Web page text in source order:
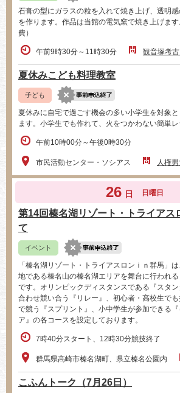
石膏の型にガラスの粒を入れて焼き上げ、透明
を作ります。作品は当館の電気窯で焼き上げま
費）
午前9時30分～11時30分 観音塚考
夏休みこども料理教室
子ども
夏休みに自宅で過ごす機会の多い小学生を対象
ます。小学生でも作れて、火をつかわない簡単レ
午前10時00分～午後0時30分
市民活動センター・ソシアス 人権
26 日 日曜日
第14回榛名湖リゾート・トライアス
て
イベント
「榛名湖リゾート・トライアスロンｉｎ群馬」
地である榛名山の榛名湖エリアを舞台に行われ
です。オリンピックディスタンスである『スタ
合わせ競い合う『リレー』、初心者・高校生で
で競う『スプリント』、小中学生が参加できる
ア』の各コースを設定しております。
7時40分スタート、12時30分競技終了
群馬県高崎市榛名湖町、県立榛名公園内
こふんトーク（7月26日）